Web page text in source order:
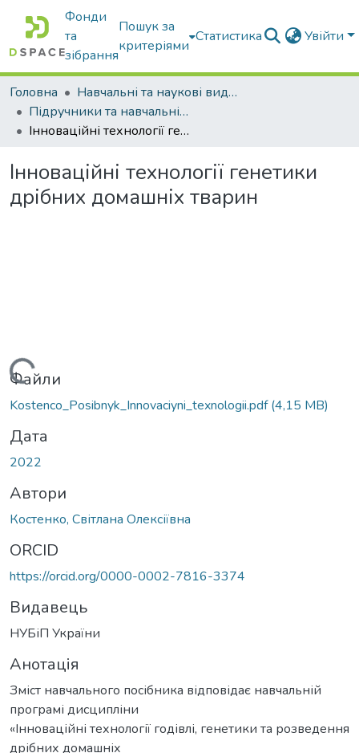
Фонди
та
зібрання
Пошук за
критеріями
Статистика Увійти
Головна
Навчальні та наукові видання
Підручники та навчальні посібники
Інноваційні технології генетики дрібних домашніх тварин
Інноваційні технології генетики
дрібних домашніх тварин
Вантажиться...
Файли
Kostenco_Posibnyk_Innovaciyni_texnologii.pdf(4,15 MB)
Дата
2022
Автори
Костенко, Світлана Олексіївна
ORCID
https://orcid.org/0000-0002-7816-3374
Видавець
НУБіП України
Анотація
Зміст навчального посібника відповідає навчальній
програмі дисципліни
«Інноваційні технології годівлі, генетики та розведення
дрібних домашніх